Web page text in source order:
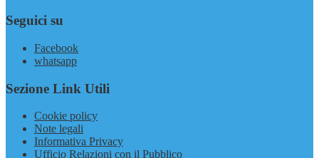
Seguici su
Facebook
whatsapp
Sezione Link Utili
Cookie policy
Note legali
Informativa Privacy
Ufficio Relazioni con il Pubblico